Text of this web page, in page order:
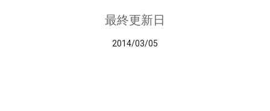
最終更新日
2014/03/05